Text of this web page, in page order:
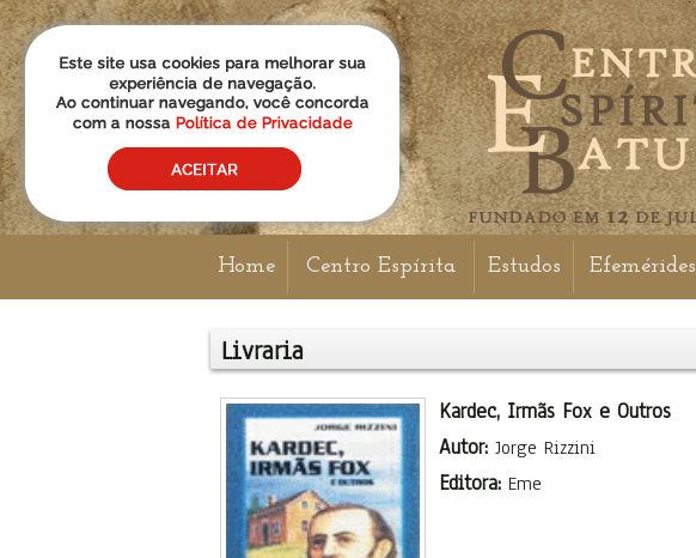
Home Centro Espírita Estudos Efemérides
Livraria
Kardec, Irmãs Fox e Outros
Autor: Jorge Rizzini
Editora: Eme